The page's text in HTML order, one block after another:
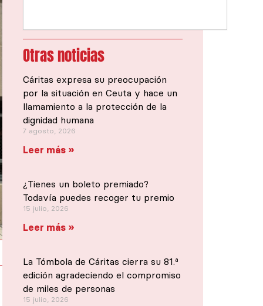
Otras noticias
Cáritas expresa su preocupación
por la situación en Ceuta y hace un
llamamiento a la protección de la
dignidad humana
7 agosto, 2026
Leer más »
¿Tienes un boleto premiado?
Todavía puedes recoger tu premio
15 julio, 2026
Leer más »
La Tómbola de Cáritas cierra su 81.ª
edición agradeciendo el compromiso
de miles de personas
15 julio, 2026